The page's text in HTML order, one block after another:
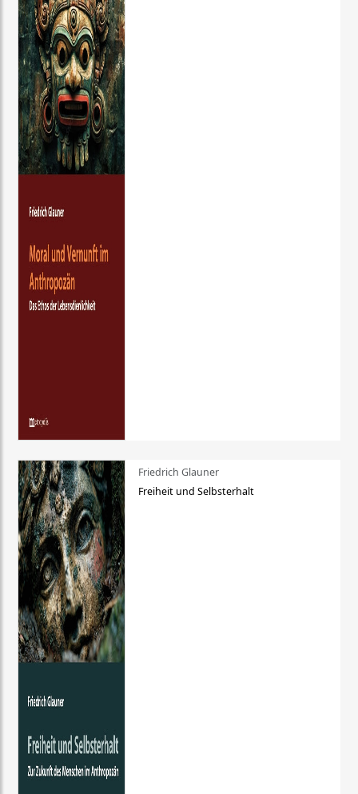
Friedrich Glauner
Freiheit und Selbsterhalt